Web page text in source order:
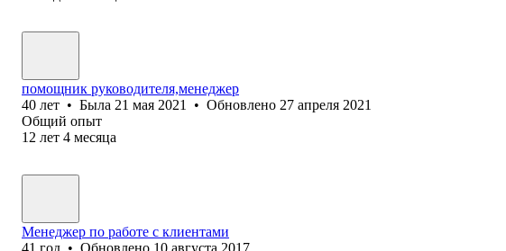
помощник руководителя,менеджер
40 лет • Была 21 мая 2021 • Обновлено 27 апреля 2021
Общий опыт
12 лет 4 месяца
Менеджер по работе с клиентами
41 год • Обновлено 10 августа 2017